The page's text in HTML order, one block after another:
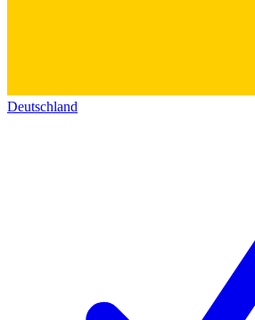
Deutschland